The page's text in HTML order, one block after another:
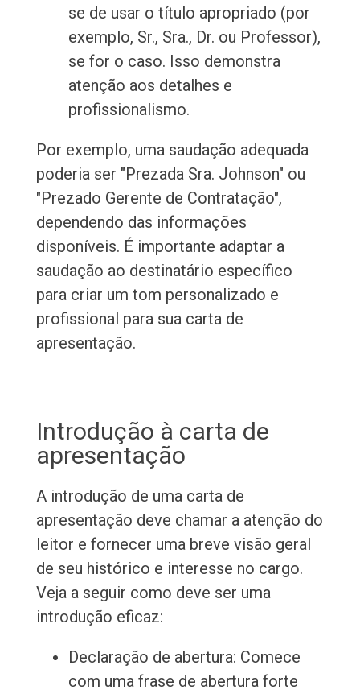
se de usar o título apropriado (por
exemplo, Sr., Sra., Dr. ou Professor),
se for o caso. Isso demonstra
atenção aos detalhes e
profissionalismo.
Por exemplo, uma saudação adequada
poderia ser "Prezada Sra. Johnson" ou
"Prezado Gerente de Contratação",
dependendo das informações
disponíveis. É importante adaptar a
saudação ao destinatário específico
para criar um tom personalizado e
profissional para sua carta de
apresentação.
Introdução à carta de
apresentação
A introdução de uma carta de
apresentação deve chamar a atenção do
leitor e fornecer uma breve visão geral
de seu histórico e interesse no cargo.
Veja a seguir como deve ser uma
introdução eficaz:
Declaração de abertura: Comece
com uma frase de abertura forte